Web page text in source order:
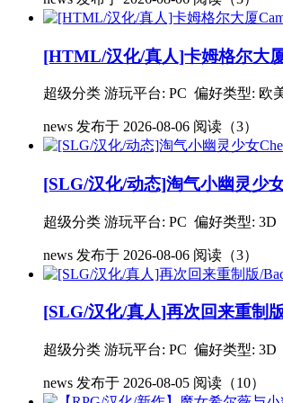
[HTML/汉化/真人]卡姆格尔大
超级分类 游玩平台: PC 偏好类型: 欧
news 发布于 2026-08-06 阅读（3）
[SLG/汉化/动态]淘气小幽灵少
超级分类 游玩平台: PC 偏好类型: 3D
news 发布于 2026-08-06 阅读（3）
[SLG/汉化/真人]再次回来重制
超级分类 游玩平台: PC 偏好类型: 3D
news 发布于 2026-08-05 阅读（10）